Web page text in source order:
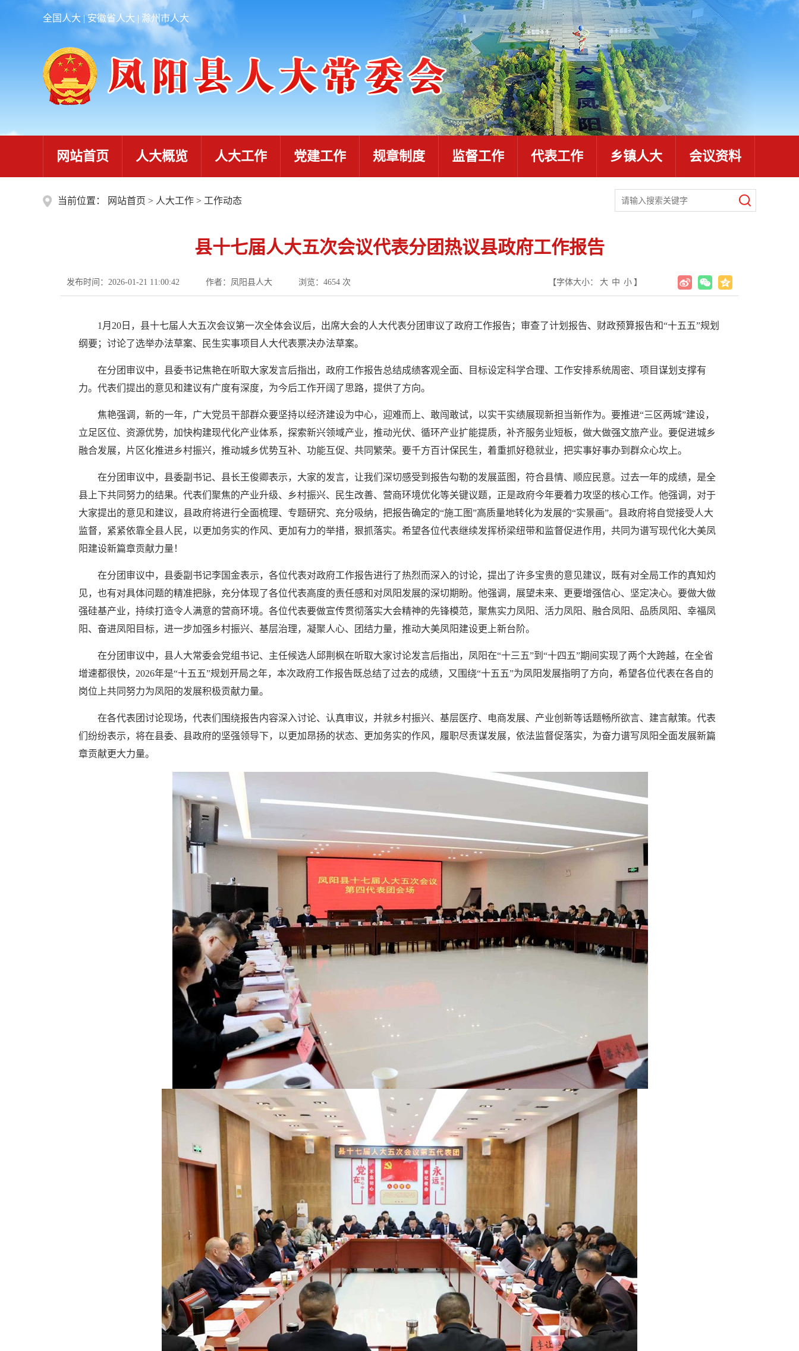
全国人大 |安徽省人大 | 滁州市人大
网站首页 人大概览 人大工作 党建工作 规章制度 监督工作 代表工作 乡镇人大 会议资料
当前位置： 网站首页 > 人大工作 > 工作动态
县十七届人大五次会议代表分团热议县政府工作报告
发布时间：2026-01-21 11:00:42 作者：凤阳县人大 浏览：4654 次 【字体大小： 大 中 小 】
1月20日，县十七届人大五次会议第一次全体会议后，出席大会的人大代表分团审议了政府工作报告；审查了计划报告、财政预算报告和“十五五”规划
纲要；讨论了选举办法草案、民生实事项目人大代表票决办法草案。
在分团审议中，县委书记焦艳在听取大家发言后指出，政府工作报告总结成绩客观全面、目标设定科学合理、工作安排系统周密、项目谋划支撑有
力。代表们提出的意见和建议有广度有深度，为今后工作开阔了思路，提供了方向。
焦艳强调，新的一年，广大党员干部群众要坚持以经济建设为中心，迎难而上、敢闯敢试，以实干实绩展现新担当新作为。要推进“三区两城”建设，
立足区位、资源优势，加快构建现代化产业体系，探索新兴领域产业，推动光伏、循环产业扩能提质，补齐服务业短板，做大做强文旅产业。要促进城乡
融合发展，片区化推进乡村振兴，推动城乡优势互补、功能互促、共同繁荣。要千方百计保民生，着重抓好稳就业，把实事好事办到群众心坎上。
在分团审议中，县委副书记、县长王俊卿表示，大家的发言，让我们深切感受到报告勾勒的发展蓝图，符合县情、顺应民意。过去一年的成绩，是全
县上下共同努力的结果。代表们聚焦的产业升级、乡村振兴、民生改善、营商环境优化等关键议题，正是政府今年要着力攻坚的核心工作。他强调，对于
大家提出的意见和建议，县政府将进行全面梳理、专题研究、充分吸纳，把报告确定的“施工图”高质量地转化为发展的“实景画”。县政府将自觉接受人大
监督，紧紧依靠全县人民，以更加务实的作风、更加有力的举措，狠抓落实。希望各位代表继续发挥桥梁纽带和监督促进作用，共同为谱写现代化大美凤
阳建设新篇章贡献力量！
在分团审议中，县委副书记李国金表示，各位代表对政府工作报告进行了热烈而深入的讨论，提出了许多宝贵的意见建议，既有对全局工作的真知灼
见，也有对具体问题的精准把脉，充分体现了各位代表高度的责任感和对凤阳发展的深切期盼。他强调，展望未来、更要增强信心、坚定决心。要做大做
强硅基产业，持续打造令人满意的营商环境。各位代表要做宣传贯彻落实大会精神的先锋模范，聚焦实力凤阳、活力凤阳、融合凤阳、品质凤阳、幸福凤
阳、奋进凤阳目标，进一步加强乡村振兴、基层治理，凝聚人心、团结力量，推动大美凤阳建设更上新台阶。
在分团审议中，县人大常委会党组书记、主任候选人邱荆枫在听取大家讨论发言后指出，凤阳在“十三五”到“十四五”期间实现了两个大跨越，在全省
增速都很快，2026年是“十五五”规划开局之年，本次政府工作报告既总结了过去的成绩，又围绕“十五五”为凤阳发展指明了方向，希望各位代表在各自的
岗位上共同努力为凤阳的发展积极贡献力量。
在各代表团讨论现场，代表们围绕报告内容深入讨论、认真审议，并就乡村振兴、基层医疗、电商发展、产业创新等话题畅所欲言、建言献策。代表
们纷纷表示，将在县委、县政府的坚强领导下，以更加昂扬的状态、更加务实的作风，履职尽责谋发展，依法监督促落实，为奋力谱写凤阳全面发展新篇
章贡献更大力量。